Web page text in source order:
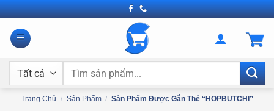
Bỏ
qua
nội
Tìm
Trang Chủ / Sản Phẩm / Sản Phẩm Được Gắn Thẻ “HOPBUTCHI”